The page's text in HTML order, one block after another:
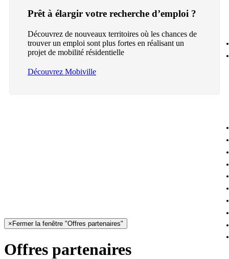
Prêt à élargir votre recherche d’emploi ?
Découvrez de nouveaux territoires où les chances de
trouver un emploi sont plus fortes en réalisant un
projet de mobilité résidentielle
Découvrez Mobiville
× Fermer la fenêtre "Offres partenaires"
Offres partenaires